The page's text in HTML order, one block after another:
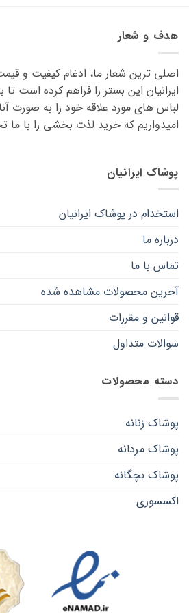
انواع
مختلفی
می
باشد.
گزینه
ها
ممکن
است
محصول
انتخاب
باشد.
گزینه
ممکن
است
هدف و شعار
اصلی ترین شعار ما، ادغام کیفیت و
ایرانیان این بستر را فراهم کرده است تا
لباس های مورد علاقه ‌خود را به صورت
امیدواریم که خرید لذت ‌بخشی را با ما
پوشاک ایرانیان
استخدام در پوشاک ایرانیان
درباره ما
تماس با ما
آخرین محصولات مشاهده شده
قوانین و مقررات
سوالات متداول
دسته محصولات
پوشاک زنانه
پوشاک مردانه
پوشاک بچگانه
اکسسوری